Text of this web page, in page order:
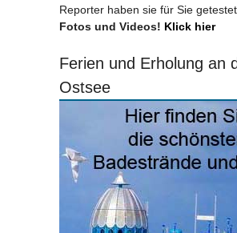
Reporter haben sie für Sie getestet.
Fotos und Videos! Klick hier
Ferien und Erholung an
Ostsee